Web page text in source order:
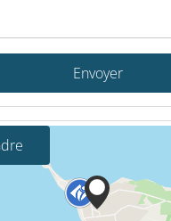
Envoyer